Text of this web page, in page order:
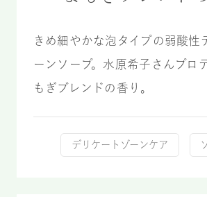
きめ細やかな泡タイプの弱酸性
ーンソープ。水原希子さんプロ
もぎブレンドの香り。
デリケートゾーンケア